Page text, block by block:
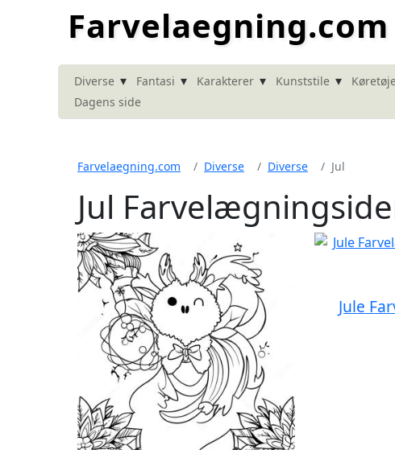
Farvelaegning.com
Diverse ▾ Fantasi ▾ Karakterer ▾ Kunststile ▾
Dagens side
Farvelaegning.com Diverse Diverse Jul
Jul
Jule